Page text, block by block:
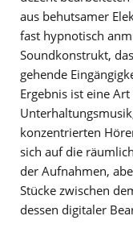
aus behutsamer
fast hypnotisch
Soundkonstrukt,
gehende
Ergebnis ist eine
konzentrierten
sich auf die
der Aufnahmen,
Stücke zwischen
dessen digitaler